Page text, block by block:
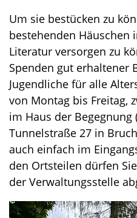
Um sie bestücken zu
bestehenden
Literatur versorgen zu
Spenden gut erhaltener
Jugendliche für alle
von Montag bis Freitag,
im Haus der Begegnung
Tunnelstraße 27 in
auch einfach im
den Ortsteilen dürfen
der Verwaltungsstelle